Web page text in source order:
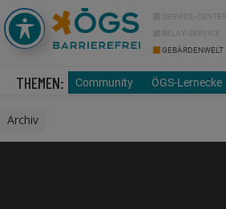
SERVICE-CENTER
RELAY-SERVICE
GEBÄRDENWELT
THEMEN: Community ÖGS-Lernecke
Archiv